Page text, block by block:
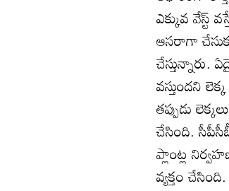
ఎక్కువ వేస్ట్‌
ఆసరాగా
వస్తుందని
తప్పుడు
చేసింది.
ప్లాంట్ల
వ్యక్తం